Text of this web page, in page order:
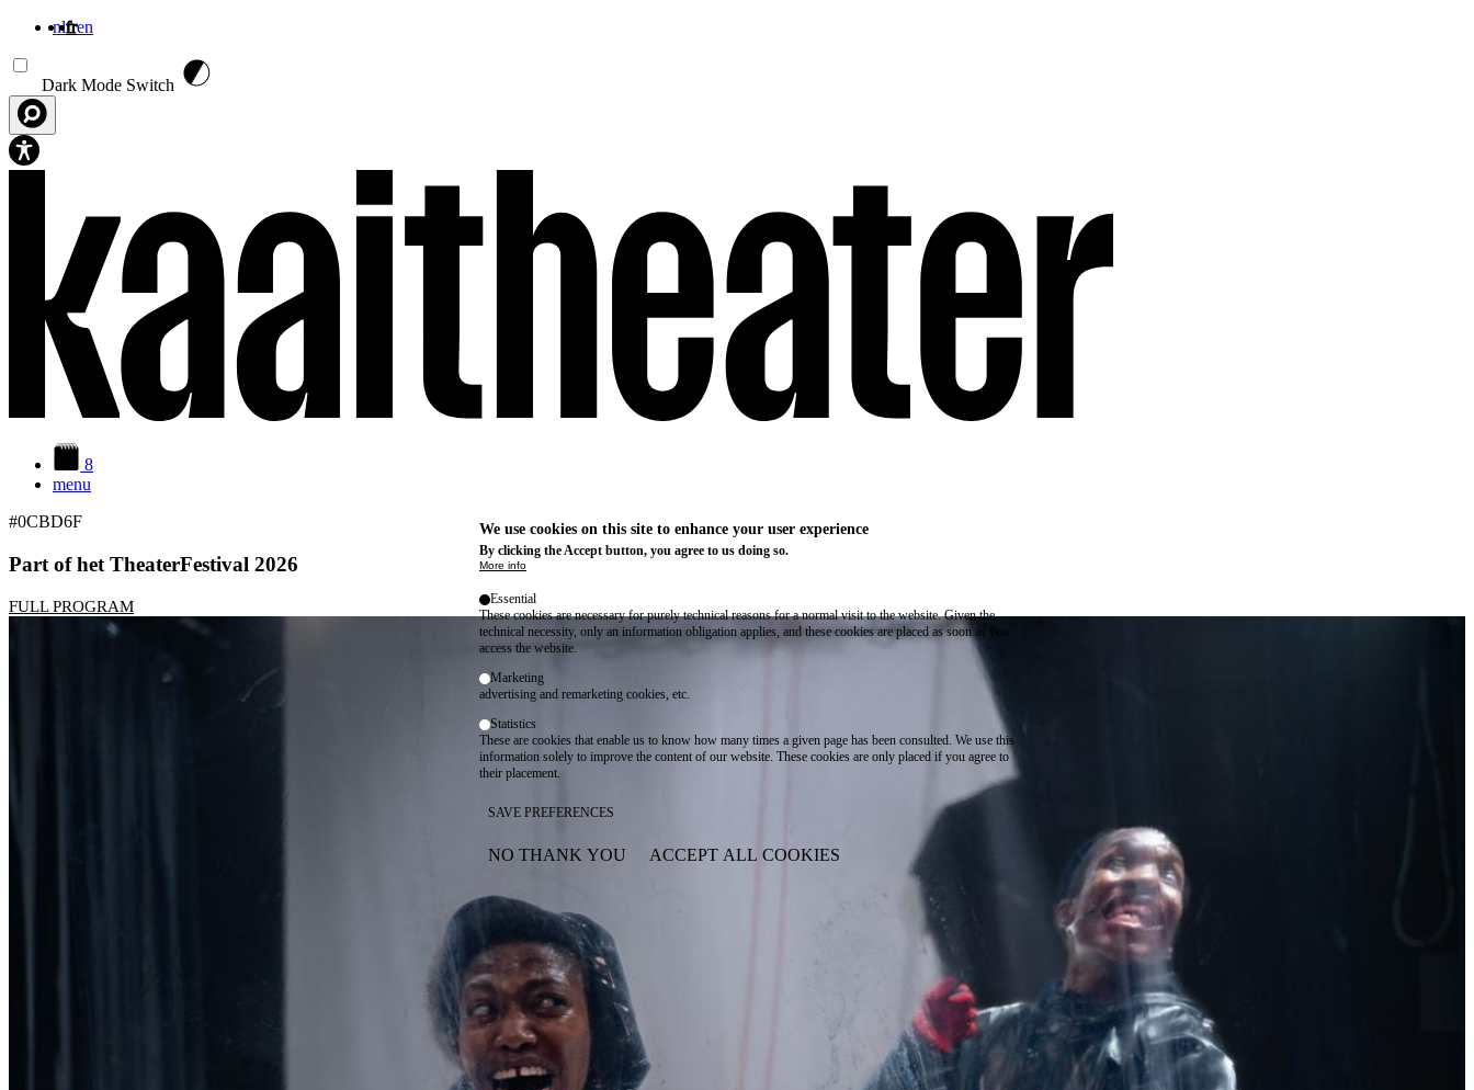
nlfren
Dark Mode Switch
8
menu
#0CBD6F
Part of het TheaterFestival 2026
FULL PROGRAM
We use cookies on this site to enhance your user experience
By clicking the Accept button, you agree to us doing so.
More info
Essential
These cookies are necessary for purely technical reasons for a normal visit to the website. Given the
technical necessity, only an information obligation applies, and these cookies are placed as soon as you
access the website.
Marketing
advertising and remarketing cookies, etc.
Statistics
These are cookies that enable us to know how many times a given page has been consulted. We use this
information solely to improve the content of our website. These cookies are only placed if you agree to
their placement.
SAVE PREFERENCES
NO THANK YOU ACCEPT ALL COOKIES
WITHDRAW CONSENT